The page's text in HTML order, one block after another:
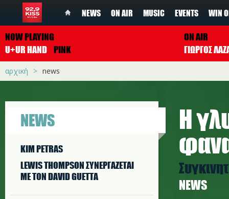
NEWS ON AIR MUSIC EVENTS WIN
NOW PLAYING
U+UR HAND PINK
ON AIR
ΓΙΩΡΓΟΣ
αρχική news
NEWS
KIM PETRAS
LEWIS THOMPSON ΣΥΝΕΡΓAΖΕΤΑΙ
ΜΕ ΤΟΝ DAVID GUETTA
Η
NEWS